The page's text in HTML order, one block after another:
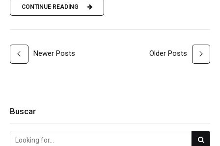
CONTINUE READING
Newer Posts Older Posts
Buscar